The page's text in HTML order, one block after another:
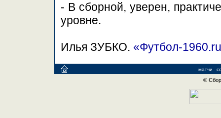
- В сборной, уверен,
уровне.
Илья ЗУБКО. «Футбол-
матчи
©